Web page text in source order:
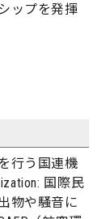
ップを発揮
行う国連機
国際民
物や騒音に